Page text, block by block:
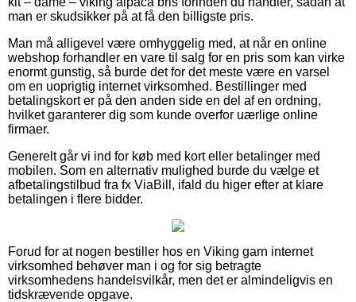
man er skudsikker på at få den billigste pris.
Man må alligevel være omhyggelig med, at når en online
webshop forhandler en vare til salg for en pris som kan virke
enormt gunstig, så burde det for det meste være en varsel
om en uoprigtig internet virksomhed. Bestillinger med
betalingskort er på den anden side en del af en ordning,
hvilket garanterer dig som kunde overfor uærlige online
firmaer.
Generelt går vi ind for køb med kort eller betalinger med
mobilen. Som en alternativ mulighed burde du vælge et
afbetalingstilbud fra fx ViaBill, ifald du higer efter at klare
betalingen i flere bidder.
Forud for at nogen bestiller hos en Viking garn internet
virksomhed behøver man i og for sig betragte
virksomhedens handelsvilkår, men det er almindeligvis en
tidskrævende opgave.